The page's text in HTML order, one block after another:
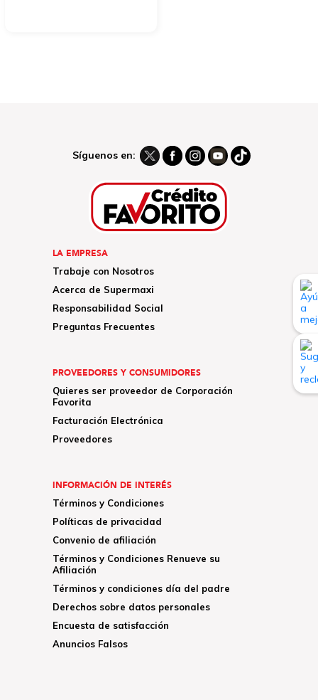
Síguenos en:
LA EMPRESA
Trabaje con Nosotros
Acerca de Supermaxi
Responsabilidad Social
Preguntas Frecuentes
PROVEEDORES Y CONSUMIDORES
Quieres ser proveedor de Corporación
Favorita
Facturación Electrónica
Proveedores
INFORMACIÓN DE INTERÉS
Términos y Condiciones
Políticas de privacidad
Convenio de afiliación
Términos y Condiciones Renueve su
Afiliación
Términos y condiciones día del padre
Derechos sobre datos personales
Encuesta de satisfacción
Anuncios Falsos